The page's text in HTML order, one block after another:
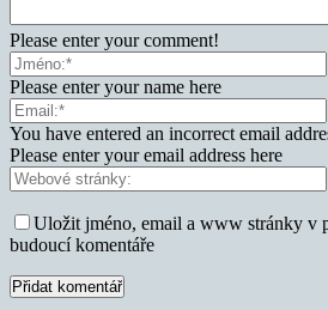
Please enter your comment!
Please enter your name here
You have entered an incorrect email
Please enter your email address here
Uložit jméno, email a www stránky v
budoucí komentáře